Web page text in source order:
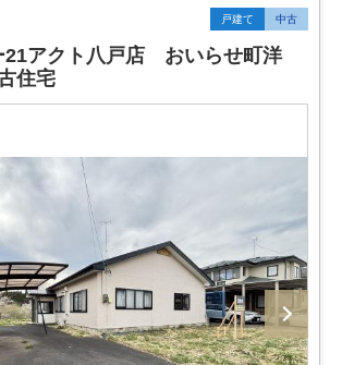
戸建て 中古
21アクト八戸店 おいらせ町洋
住宅